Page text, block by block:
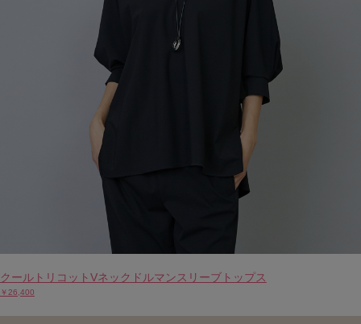
クールトリコットVネックドルマンスリーブトップス
￥26,400